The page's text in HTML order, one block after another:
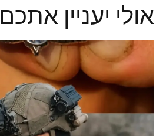
אולי יעניין אתכם